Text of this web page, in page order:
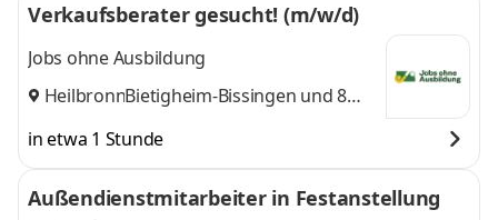
Verkaufsberater gesucht! (m/w/d)
Jobs ohne Ausbildung
Heilbronn,
Bietigheim-Bissingen und 8
in etwa 1 Stunde
Außendienstmitarbeiter in Festanstellung